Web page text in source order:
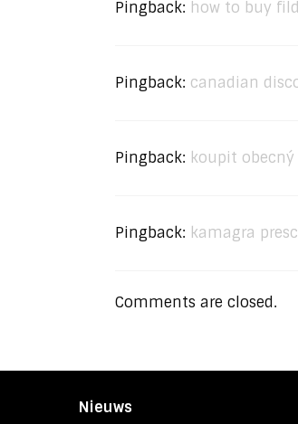
Pingback: how to buy
Pingback: canadian
Pingback: koupit
Pingback: kamagra
Comments are closed.
Nieuws